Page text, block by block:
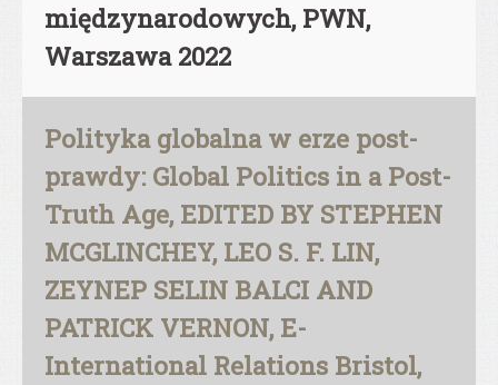
międzynarodowych, PWN,
Warszawa 2022
Polityka globalna w erze post-
prawdy: Global Politics in a Post-
Truth Age, EDITED BY STEPHEN
MCGLINCHEY, LEO S. F. LIN,
ZEYNEP SELIN BALCI AND
PATRICK VERNON, E-
International Relations Bristol,